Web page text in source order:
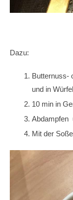
Dazu:
Butternuss-
und in
10 min in
Abdampfen
Mit der